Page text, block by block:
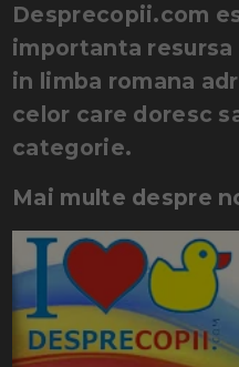
Desprecopii.com
importanta
in limba romana
celor care doresc
categorie.
Mai multe despre